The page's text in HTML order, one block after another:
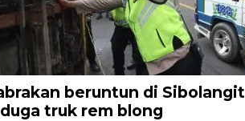
beruntun di Sibolangit
truk rem blong